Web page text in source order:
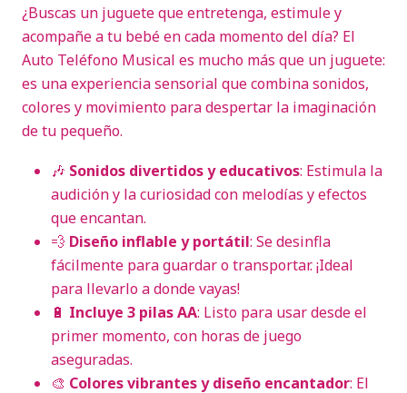
¿Buscas un juguete que entretenga, estimule y
acompañe a tu bebé en cada momento del día? El
Auto Teléfono Musical es mucho más que un juguete:
es una experiencia sensorial que combina sonidos,
colores y movimiento para despertar la imaginación
de tu pequeño.
🎶 Sonidos divertidos y educativos: Estimula la
audición y la curiosidad con melodías y efectos
que encantan.
💨 Diseño inflable y portátil: Se desinfla
fácilmente para guardar o transportar. ¡Ideal
para llevarlo a donde vayas!
🔋 Incluye 3 pilas AA: Listo para usar desde el
primer momento, con horas de juego
aseguradas.
🎨 Colores vibrantes y diseño encantador: El